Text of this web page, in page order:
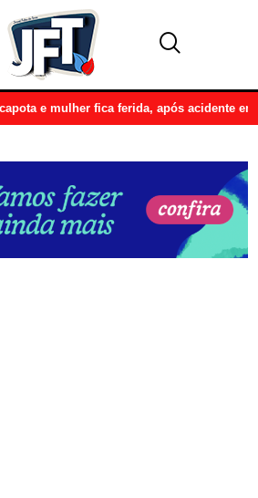
e mulher fica ferida, após acidente